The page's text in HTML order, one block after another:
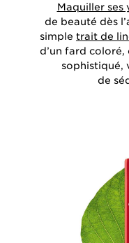
Maquiller ses
de beauté dès
simple trait de
d’un fard coloré,
sophistiqué,
de